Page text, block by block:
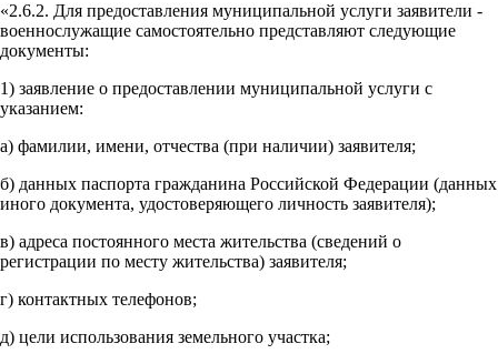
«2.6.2. Для предоставления муниципальной услуги заявители -
военнослужащие самостоятельно представляют следующие
документы:
1) заявление о предоставлении муниципальной услуги с
указанием:
а) фамилии, имени, отчества (при наличии) заявителя;
б) данных паспорта гражданина Российской Федерации (данных
иного документа, удостоверяющего личность заявителя);
в) адреса постоянного места жительства (сведений о
регистрации по месту жительства) заявителя;
г) контактных телефонов;
д) цели использования земельного участка;